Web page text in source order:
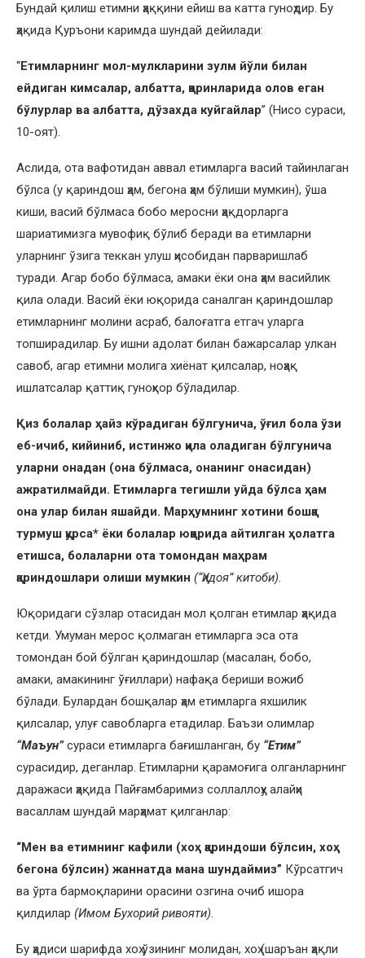
Бундай қилиш етимни ҳаққини ейиш ва катта гуноҳдир. Бу
ҳақида Қуръони каримда шундай дейилади:
“Етимларнинг мол-мулкларини зулм йўли билан
ейдиган кимсалар, албатта, қоринларида олов еган
бўлурлар ва албатта, дўзахда куйгайлар” (Нисо сураси,
10-оят).
Аслида, ота вафотидан аввал етимларга васий тайинлаган
бўлса (у қариндош ҳам, бегона ҳам бўлиши мумкин), ўша
киши, васий бўлмаса бобо меросни ҳақдорларга
шариатимизга мувофиқ бўлиб беради ва етимларни
уларнинг ўзига теккан улуш ҳисобидан парваришлаб
туради. Агар бобо бўлмаса, амаки ёки она ҳам васийлик
қила олади. Васий ёки юқорида саналган қариндошлар
етимларнинг молини асраб, балоғатга етгач уларга
топширадилар. Бу ишни адолат билан бажарсалар улкан
савоб, агар етимни молига хиёнат қилсалар, ноҳақ
ишлатсалар қаттиқ гуноҳкор бўладилар.
Қиз болалар ҳайз кўрадиган бўлгунича, ўғил бола ўзи
еб-ичиб, кийиниб, истинжо қила оладиган бўлгунича
уларни онадан (она бўлмаса, онанинг онасидан)
ажратилмайди. Етимларга тегишли уйда бўлса ҳам
она улар билан яшайди. Марҳумнинг хотини бошқа
турмуш қурса* ёки болалар юқорида айтилган ҳолатга
етишса, болаларни ота томондан маҳрам
қариндошлари олиши мумкин (“Ҳидоя” китоби).
Юқоридаги сўзлар отасидан мол қолган етимлар ҳақида
кетди. Умуман мерос қолмаган етимларга эса ота
томондан бой бўлган қариндошлар (масалан, бобо,
амаки, амакининг ўғиллари) нафақа бериши вожиб
бўлади. Булардан бошқалар ҳам етимларга яхшилик
қилсалар, улуғ савобларга етадилар. Баъзи олимлар
“Маъун”сураси етимларга бағишланган, бу “Етим”
сурасидир, деганлар. Етимларни қарамоғига олганларнинг
даражаси ҳақида Пайғамбаримиз соллаллоҳу алайҳи
васаллам шундай марҳамат қилганлар:
“Мен ва етимнинг кафили (хоҳ қариндоши бўлсин, хоҳ
бегона бўлсин) жаннатда мана шундаймиз” Кўрсатгич
ва ўрта бармоқларини орасини озгина очиб ишора
қилдилар (Имом Бухорий ривояти).
Бу ҳадиси шарифда хоҳ ўзининг молидан, хоҳ (шаръан ҳақли